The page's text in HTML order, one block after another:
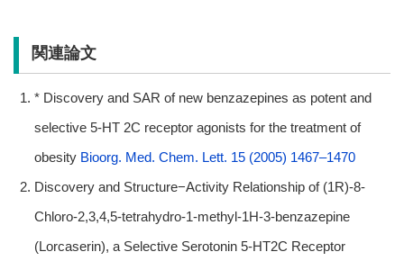
関連論文
* Discovery and SAR of new benzazepines as potent and
selective 5-HT 2C receptor agonists for the treatment of
obesity Bioorg. Med. Chem. Lett. 15 (2005) 1467–1470
Discovery and Structure−Activity Relationship of (1R)-8-
Chloro-2,3,4,5-tetrahydro-1-methyl-1H-3-benzazepine
(Lorcaserin), a Selective Serotonin 5-HT2C Receptor